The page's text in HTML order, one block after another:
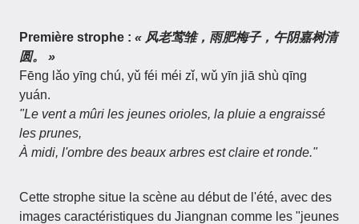
Première strophe : « 风老莺雏，雨肥梅子，午阴嘉树清
圆。 »
Fēng lǎo yīng chú, yǔ féi méi zǐ, wǔ yīn jiā shù qīng
yuán.
"Le vent a mûri les jeunes orioles, la pluie a engraissé
les prunes,
À midi, l'ombre des beaux arbres est claire et ronde."
Cette strophe situe la scène au début de l'été, avec des
images caractéristiques du Jiangnan comme les "jeunes